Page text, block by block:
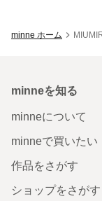
minne ホーム
minneを知る
minneについて
minneで買いたい
作品をさがす
ショップをさがす